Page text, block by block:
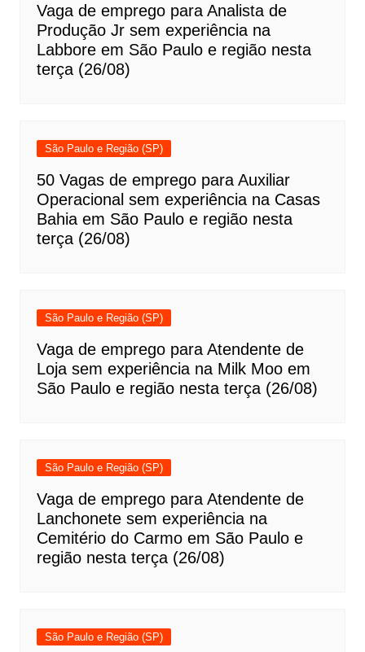
Vaga de emprego para Analista de
Produção Jr sem experiência na
Labbore em São Paulo e região nesta
terça (26/08)
São Paulo e Região (SP)
50 Vagas de emprego para Auxiliar
Operacional sem experiência na Casas
Bahia em São Paulo e região nesta
terça (26/08)
São Paulo e Região (SP)
Vaga de emprego para Atendente de
Loja sem experiência na Milk Moo em
São Paulo e região nesta terça (26/08)
São Paulo e Região (SP)
Vaga de emprego para Atendente de
Lanchonete sem experiência na
Cemitério do Carmo em São Paulo e
região nesta terça (26/08)
São Paulo e Região (SP)